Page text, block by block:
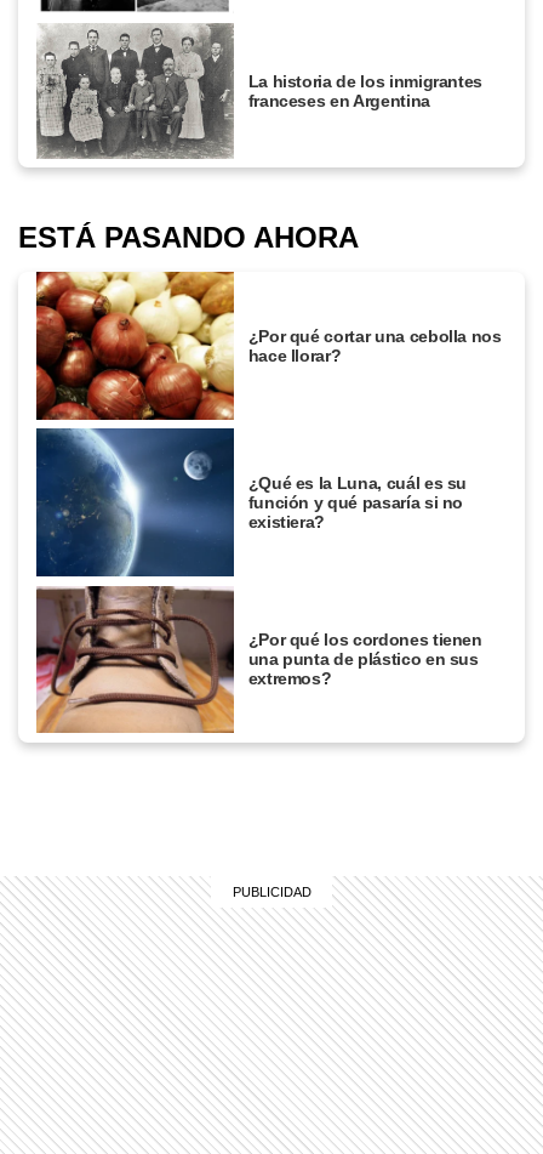
La historia de los inmigrantes
franceses en Argentina
ESTÁ PASANDO AHORA
¿Por qué cortar una cebolla nos
hace llorar?
¿Qué es la Luna, cuál es su
función y qué pasaría si no
existiera?
¿Por qué los cordones tienen
una punta de plástico en sus
extremos?